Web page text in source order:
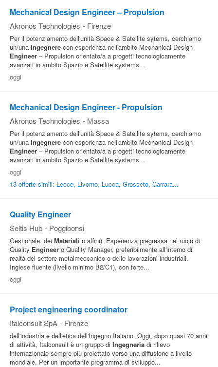
Mechanical Design Engineer – Propulsion
Akronos Technologies - Firenze
Per il potenziamento dell'unità Space & Satellite sytems, cerchiamo
un/una Ingegnere con esperienza nell'ambito Mechanical Design
Engineer – Propulsion orientato/a a progetti tecnologicamente
avanzati in ambito Spazio e Satellite systems...
oggi
Mechanical Design Engineer - Propulsion
Akronos Technologies - Massa
Per il potenziamento dell'unità Space & Satellite sytems, cerchiamo
un/una Ingegnere con esperienza nell'ambito Mechanical Design
Engineer – Propulsion orientato/a a progetti tecnologicamente
avanzati in ambito Spazio e Satellite systems...
oggi
13 offerte simili: Lecce, Livorno, Lucca, Grosseto, Carrara...
Quality Engineer
Seltis Hub - Poggibonsi
Gestionale, dei Materiali o affini). Esperienza pregressa nel ruolo di
Quality Engineer o Quality Manager, preferibilmente all'interno di
realtà del settore metalmeccanico o delle lavorazioni industriali.
Inglese fluente (livello minimo B2/C1), con forte...
oggi
Project engineering coordinator
Italconsult SpA - Firenze
dell'industria e dell'etica dell'Ingegno Italiano. Oggi, dopo quasi 70 anni
di attività, Italconsult è un gruppo di Ingegneria di rilievo
internazionale sempre più proiettato verso una diffusione a livello
mondiale. Per un importante programma di sviluppo...